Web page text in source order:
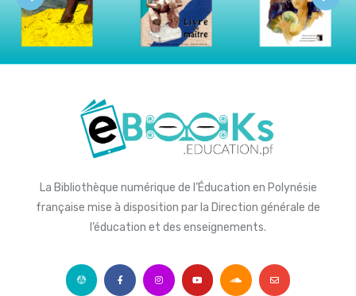
La Bibliothèque numérique de l’Éducation en Polynésie
française mise à disposition par la Direction générale de
l’éducation et des enseignements.